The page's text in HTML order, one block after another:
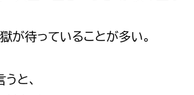
が待っていることが多い。
と、